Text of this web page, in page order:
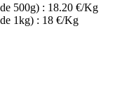
500g) : 18.20 €/Kg
1kg) : 18 €/Kg